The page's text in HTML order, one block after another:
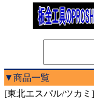
▼商品一覧
[東北エスパル/ツカ